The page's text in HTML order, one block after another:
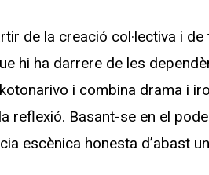
de la creació col·lectiva i
hi ha darrere de les
i combina drama i
reflexió. Basant-se en el
escènica honesta d’abast